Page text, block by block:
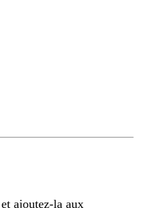
ajoutez-la aux